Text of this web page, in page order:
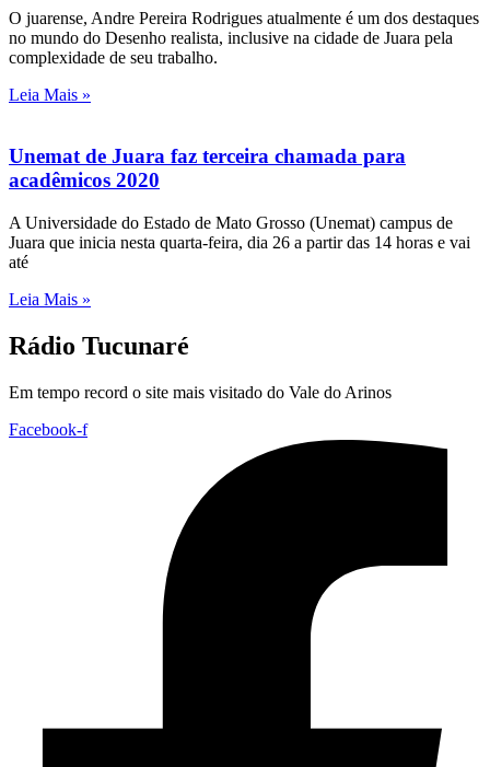
O juarense, Andre Pereira Rodrigues atualmente é um dos destaques
no mundo do Desenho realista, inclusive na cidade de Juara pela
complexidade de seu trabalho.
Leia Mais »
Unemat de Juara faz terceira chamada para
acadêmicos 2020
A Universidade do Estado de Mato Grosso (Unemat) campus de
Juara que inicia nesta quarta-feira, dia 26 a partir das 14 horas e vai
até
Leia Mais »
Rádio Tucunaré
Em tempo record o site mais visitado do Vale do Arinos
Facebook-f